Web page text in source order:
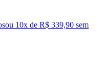
ou 10x de R$ 339,90 sem